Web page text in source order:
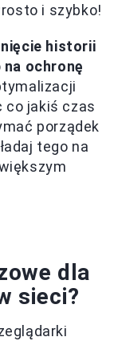
i szybko!
historii
ochronę
co jakiś czas
porządek
tego na
dla
sieci?